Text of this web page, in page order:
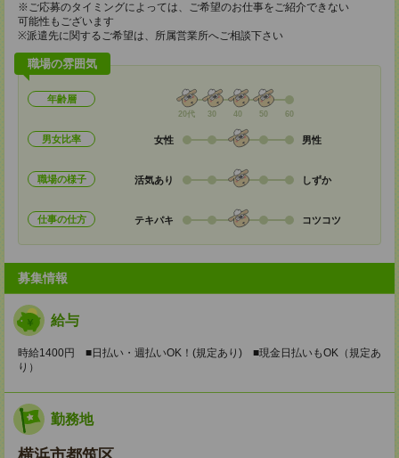
※ご応募のタイミングによっては、ご希望のお仕事をご紹介できない
可能性もございます
※派遣先に関するご希望は、所属営業所へご相談下さい
職場の雰囲気
年齢層
20代 30 40 50 60
男女比率 女性 男性
職場の様子 活気あり しずか
仕事の仕方 テキパキ コツコツ
募集情報
給与
時給1400円 ■日払い・週払いOK！(規定あり) ■現金日払いもOK（規定あ
り）
勤務地